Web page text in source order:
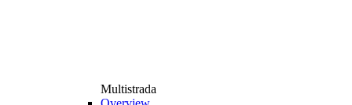
Multistrada